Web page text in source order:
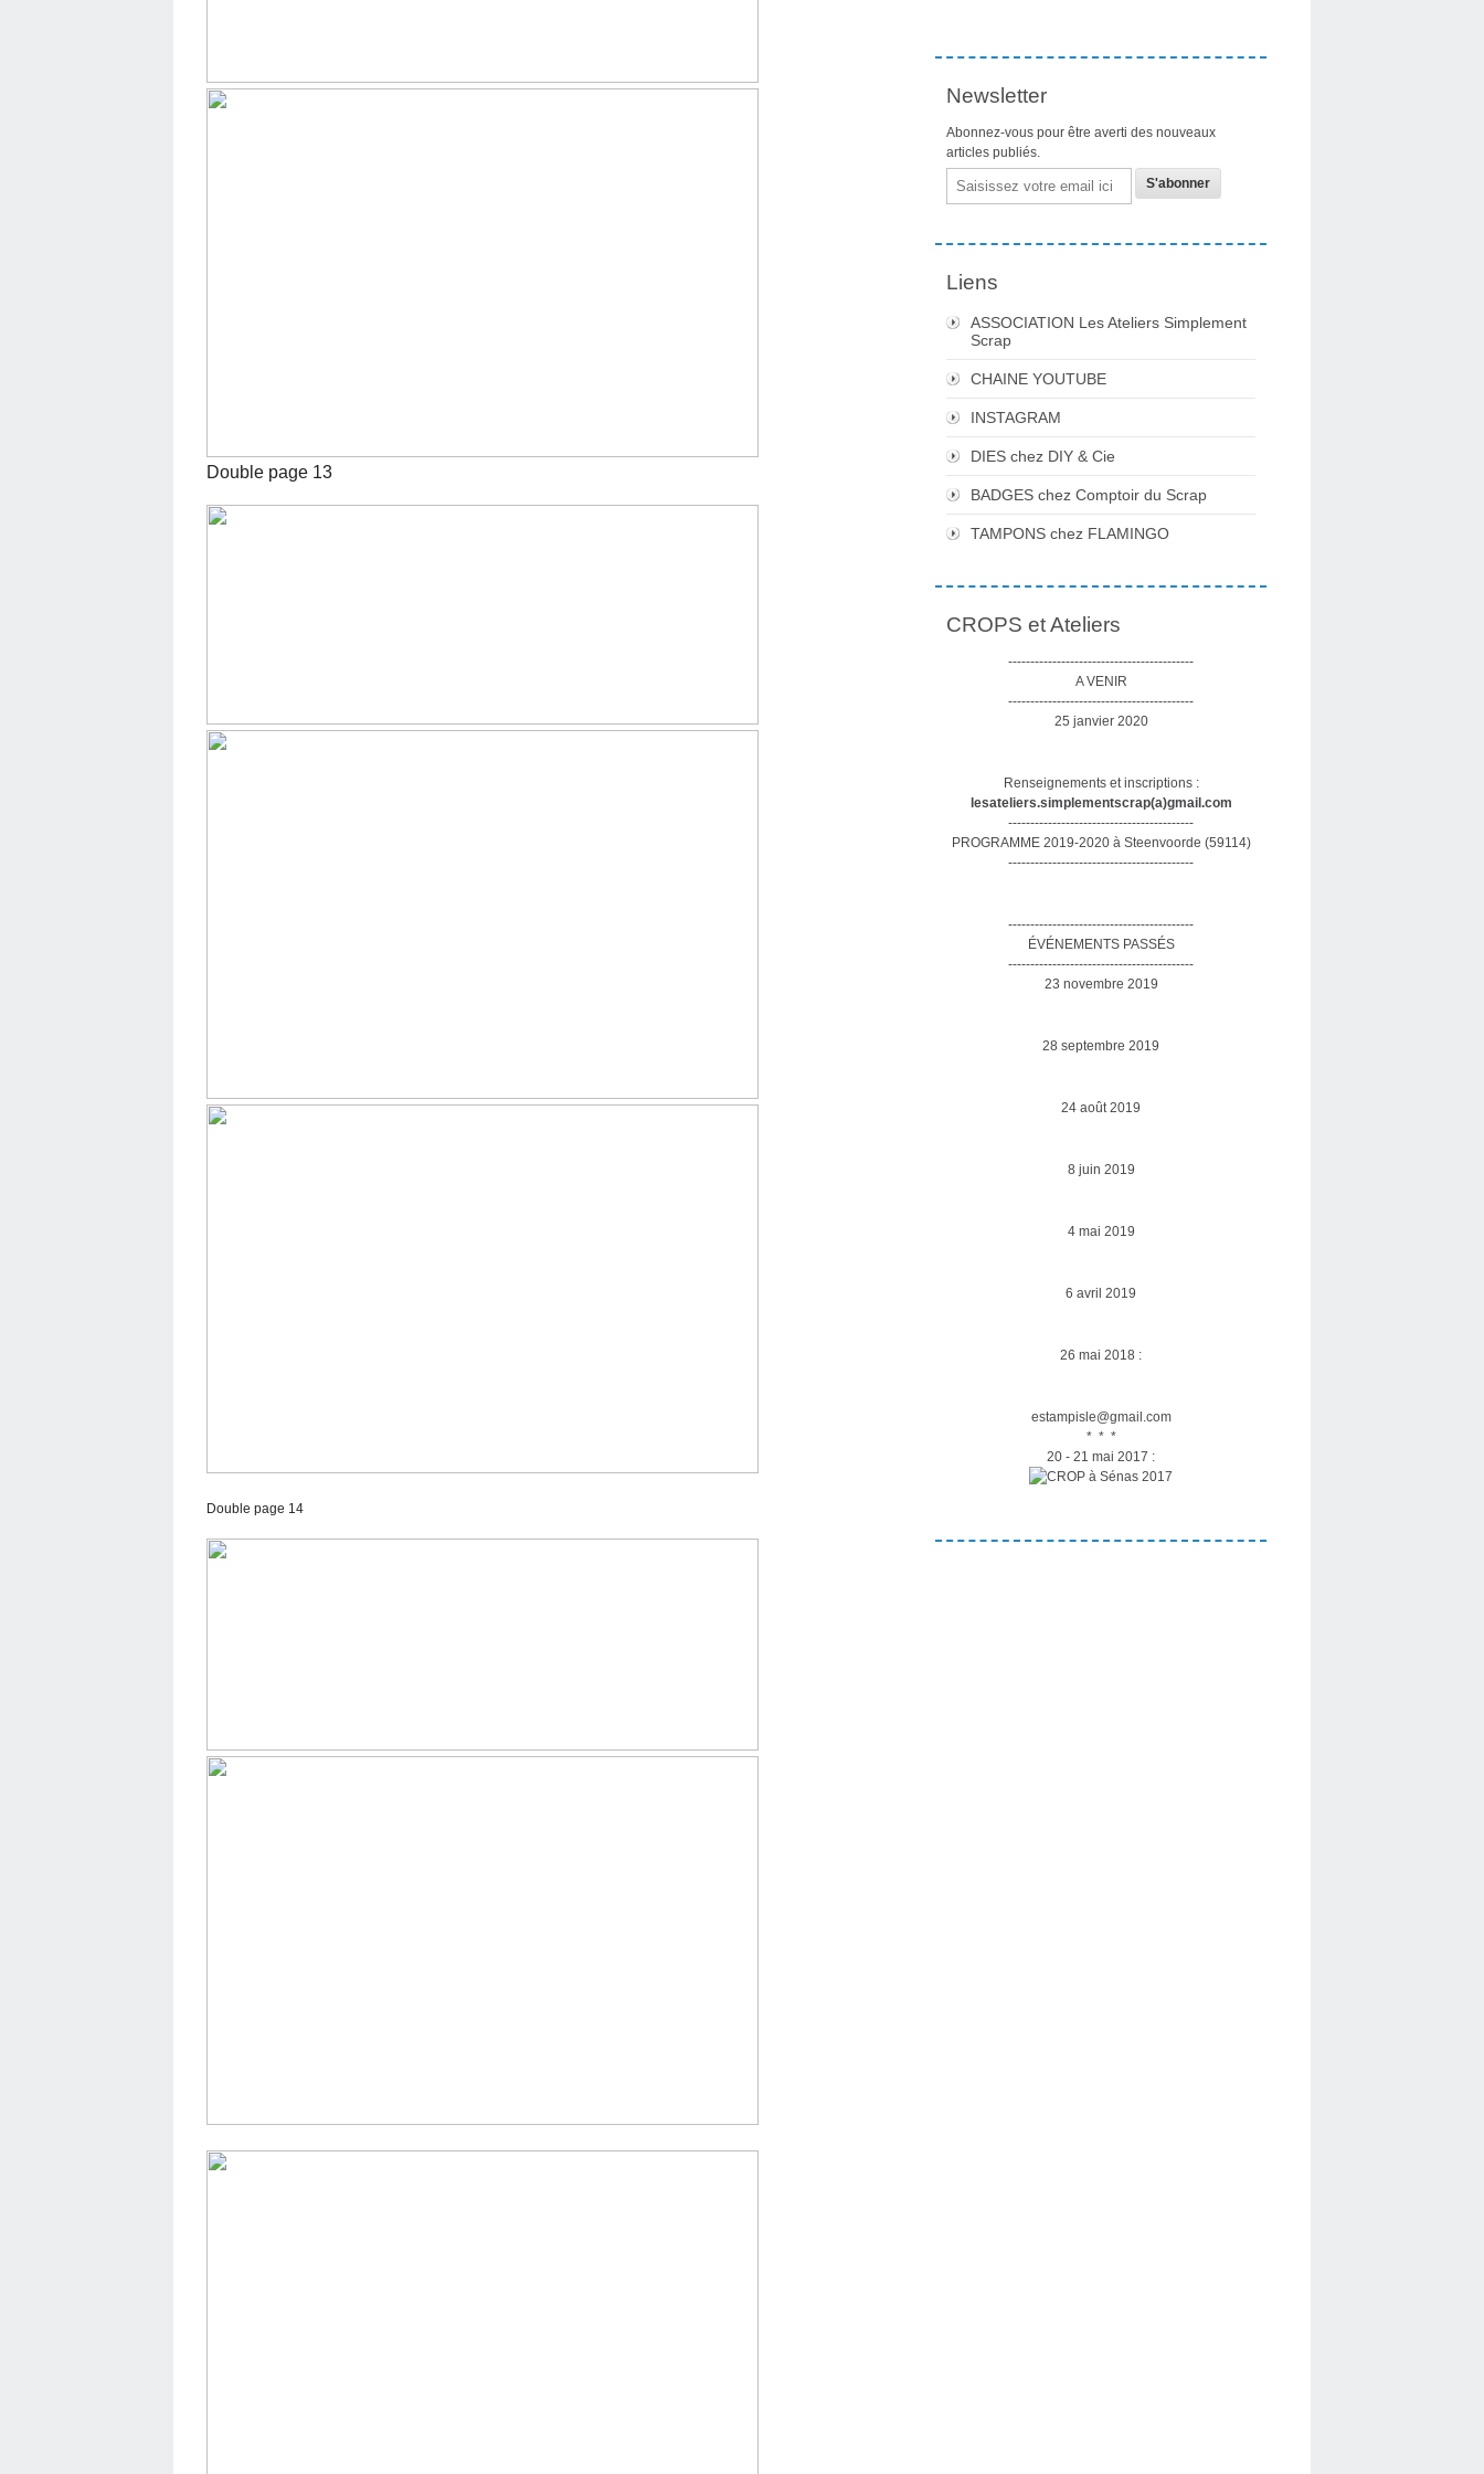
Double page 13
Double page 14
Newsletter
Abonnez-vous pour être averti des nouveaux
articles publiés.
Email
Liens
ASSOCIATION Les Ateliers Simplement
Scrap
CHAINE YOUTUBE
INSTAGRAM
DIES chez DIY & Cie
BADGES chez Comptoir du Scrap
TAMPONS chez FLAMINGO
CROPS et Ateliers
------------------------------------------
A VENIR
------------------------------------------
25 janvier 2020
Renseignements et inscriptions :
lesateliers.simplementscrap(a)gmail.com
------------------------------------------
PROGRAMME 2019-2020 à Steenvoorde (59114)
------------------------------------------
------------------------------------------
ÉVÉNEMENTS PASSÉS
------------------------------------------
23 novembre 2019
28 septembre 2019
24 août 2019
8 juin 2019
4 mai 2019
6 avril 2019
26 mai 2018 :
estampisle@gmail.com
* * *
20 - 21 mai 2017 :